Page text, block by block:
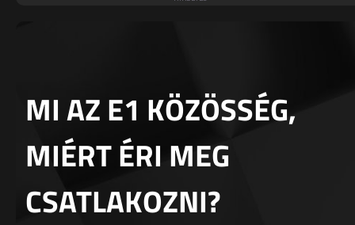
MI AZ E1 KÖZÖSSÉG,
MIÉRT ÉRI MEG
CSATLAKOZNI?